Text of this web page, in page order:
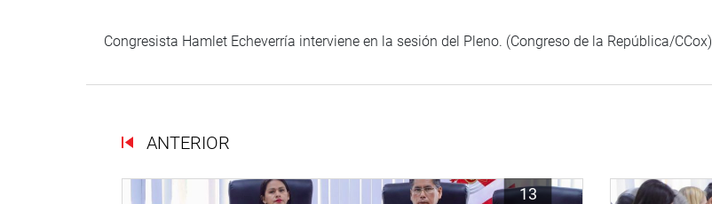
Congresista Hamlet Echeverría interviene en la sesión del Pleno. (Congreso de la República/CCox)
ANTERIOR
13